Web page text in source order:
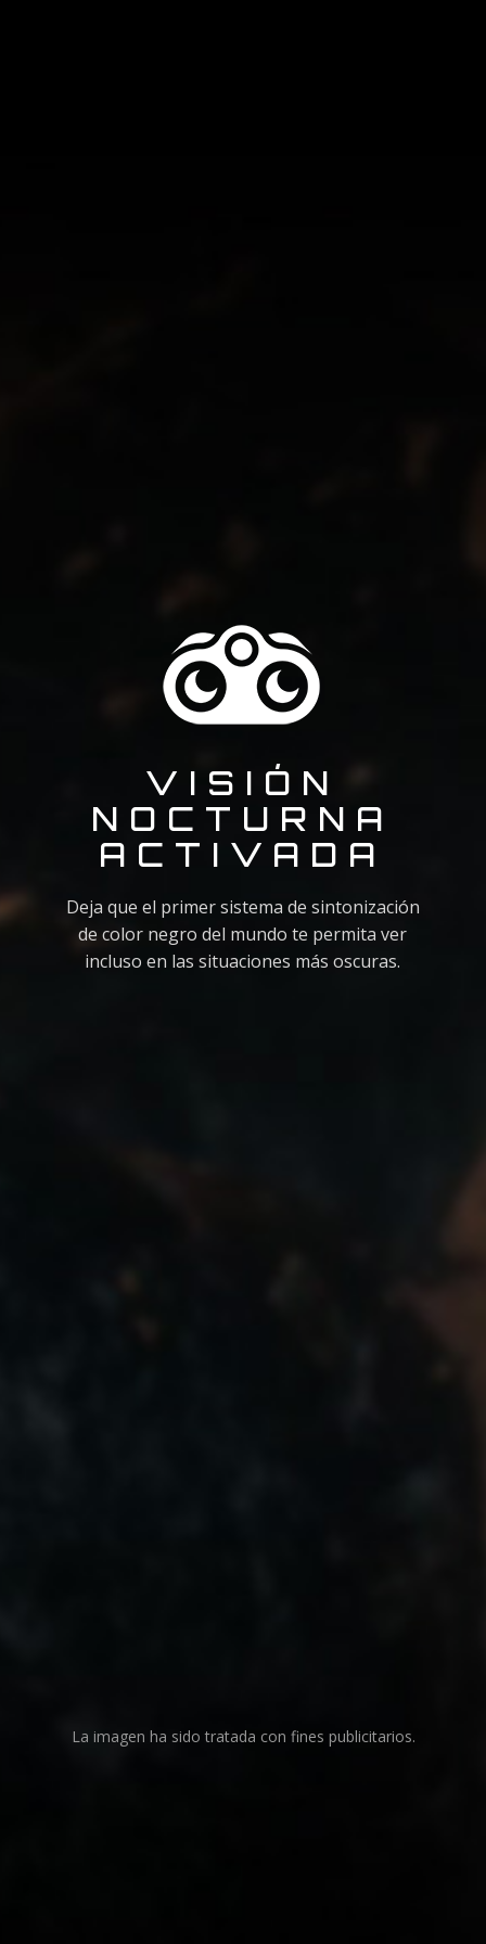
VISIÓN
NOCTURNA
ACTIVADA
Deja que el primer sistema de sintonización
de color negro del mundo te permita ver
incluso en las situaciones más oscuras.
La imagen ha sido tratada con fines publicitarios.